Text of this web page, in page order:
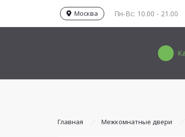
Москва Пн-Вс: 10.00 - 21.00
Главная Межкомнатные двери